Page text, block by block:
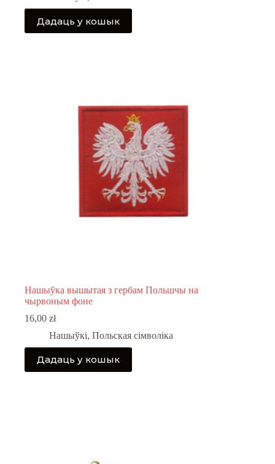
Дадаць у кошык
Нашыўка вышытая з гербам Польшчы на
чырвоным фоне
16,00 zł
Нашыўкі, Польская сімволіка
Дадаць у кошык